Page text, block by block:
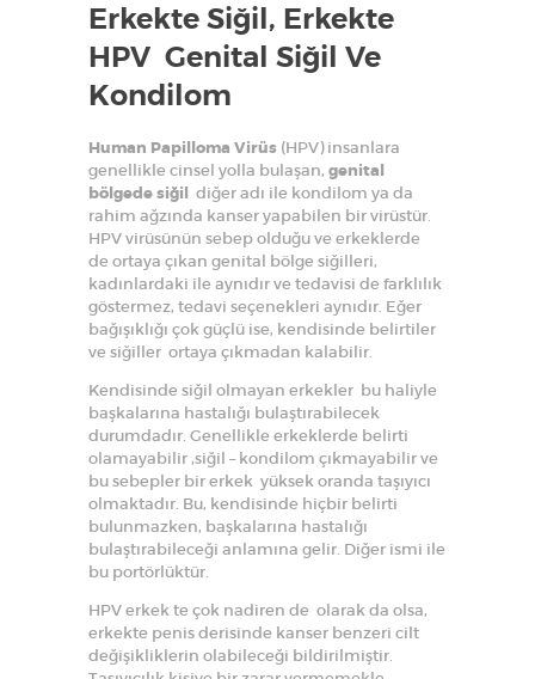
Erkekte Siğil, Erkekte
HPV Genital Siğil Ve
Kondilom
Human Papilloma Virüs (HPV) insanlara
genellikle cinsel yolla bulaşan, genital
bölgede siğil diğer adı ile kondilom ya da
rahim ağzında kanser yapabilen bir virüstür.
HPV virüsünün sebep olduğu ve erkeklerde
de ortaya çıkan genital bölge siğilleri,
kadınlardaki ile aynıdır ve tedavisi de farklılık
göstermez, tedavi seçenekleri aynıdır. Eğer
bağışıklığı çok güçlü ise, kendisinde belirtiler
ve siğiller ortaya çıkmadan kalabilir.
Kendisinde siğil olmayan erkekler bu haliyle
başkalarına hastalığı bulaştırabilecek
durumdadır. Genellikle erkeklerde belirti
olamayabilir ,siğil – kondilom çıkmayabilir ve
bu sebepler bir erkek yüksek oranda taşıyıcı
olmaktadır. Bu, kendisinde hiçbir belirti
bulunmazken, başkalarına hastalığı
bulaştırabileceği anlamına gelir. Diğer ismi ile
bu portörlüktür.
HPV erkek te çok nadiren de olarak da olsa,
erkekte penis derisinde kanser benzeri cilt
değişikliklerin olabileceği bildirilmiştir.